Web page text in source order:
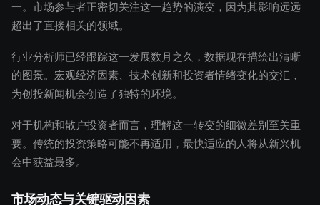
一。市场参与者正密切关注这一趋势的演变，因为其影响远远
超出了直接相关的领域。
行业分析师已经跟踪这一发展数月之久，数据现在描绘出清晰
的图景。宏观经济因素、技术创新和投资者情绪变化的交汇，
为创投新闻机会创造了独特的环境。
对于机构和散户投资者而言，理解这一转变的细微差别至关重
要。传统的投资策略可能不再适用，最快适应的人将从新兴机
会中获益最多。
市场动态与关键驱动因素